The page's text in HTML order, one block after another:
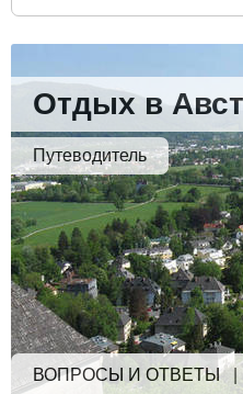
Отдых в
Путеводитель
ВОПРОСЫ И ОТВЕТЫ|